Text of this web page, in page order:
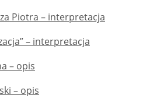
Piotra – interpretacja
– interpretacja
– opis
– opis